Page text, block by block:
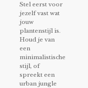
Stel eerst voor
jezelf vast wat
jouw
plantenstijl is.
Houd je van
een
minimalistische
stijl, of
spreekt een
urban jungle